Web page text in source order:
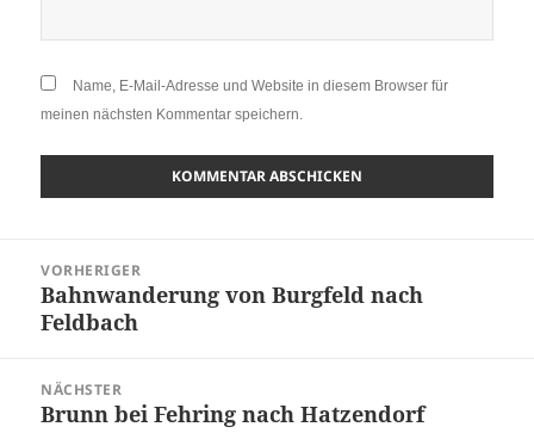
Name, E-Mail-Adresse und Website in diesem Browser für
meinen nächsten Kommentar speichern.
VORHERIGER
Bahnwanderung von Burgfeld nach
Feldbach
NÄCHSTER
Brunn bei Fehring nach Hatzendorf